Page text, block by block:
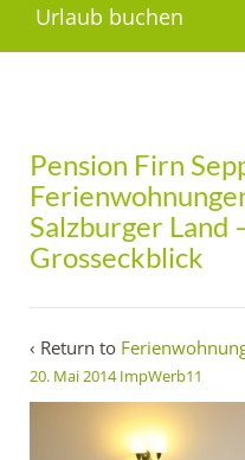
Urlaub buchen
Pension Firn
Salzburger Land
Grosseckblick
‹ Return to
20. Mai 2014 ImpWerb11